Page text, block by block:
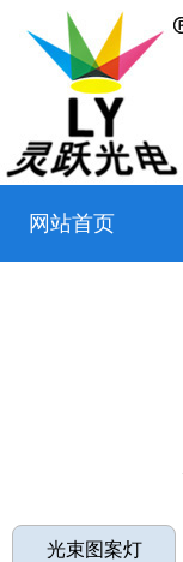
网站首页
光束图案灯